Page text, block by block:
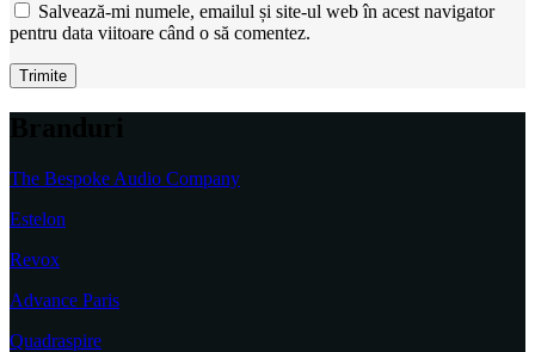
Salvează-mi numele, emailul și site-ul web în acest navigator
pentru data viitoare când o să comentez.
The Bespoke Audio Company
Estelon
Revox
Advance Paris
Quadraspire